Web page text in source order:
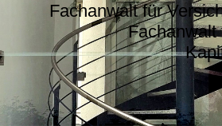
Fachanwalt für
Fachanwalt